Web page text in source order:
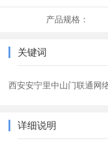
产品规格：
关键词
西安安宁里中山门联通网
详细说明